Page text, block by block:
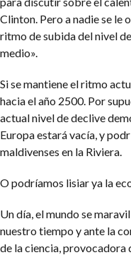
Clinton. Pero a nadie se le
ritmo de subida del nivel
medio».
Si se mantiene el ritmo
hacia el año 2500. Por
actual nivel de declive
Europa estará vacía, y
maldivenses en la Riviera.
O podríamos lisiar ya la
Un día, el mundo se
nuestro tiempo y ante la
de la ciencia, provocadora